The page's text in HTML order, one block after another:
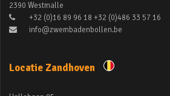
2390 Westmalle
+32 (0)16 89 96 18 +32 (0)486 33 57 16
info@zwembadenbollen.be
Locatie Zandhoven